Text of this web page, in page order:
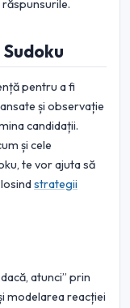
pentru a fi
și observație
candidații.
și cele
te vor ajuta să
strategii
atunci” prin
modelarea reacției